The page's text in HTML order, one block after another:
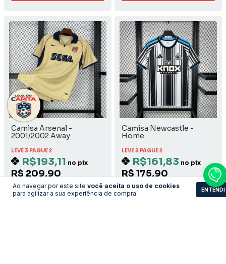
Ao navegar por este site você aceita o uso de cookies
para agilizar a sua experiência de compra.
ENTENDI
Camisa Arsenal -
2001/2002 Away
LEVE 3 PAGUE 2
R$193,11 no pix
R$ 209,90
R$ 193,11 com Boleto
Camisa Newcastle -
Home
LEVE 3 PAGUE 2
R$161,83 no pix
R$ 175,90
R$ 161,83 com Boleto